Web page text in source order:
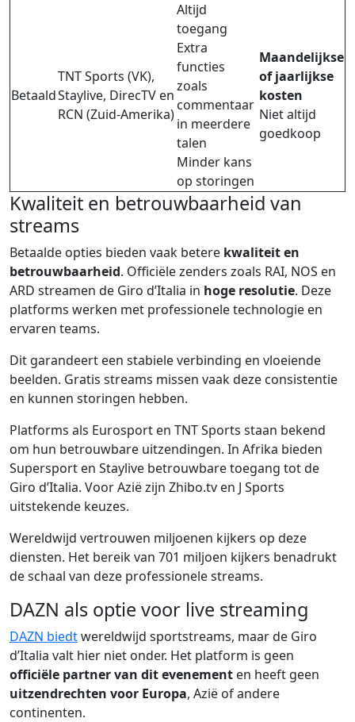
Betaald
TNT Sports (VK),
Staylive, DirecTV en
RCN (Zuid-Amerika)
Altijd
toegang
Extra
functies
zoals
commentaar
in meerdere
talen
Minder kans
op storingen
Maandelijkse
of jaarlijkse
kosten
Niet altijd
goedkoop
Kwaliteit en betrouwbaarheid van
streams
Betaalde opties bieden vaak betere kwaliteit en
betrouwbaarheid. Officiële zenders zoals RAI, NOS en
ARD streamen de Giro d’Italia in hoge resolutie. Deze
platforms werken met professionele technologie en
ervaren teams.
Dit garandeert een stabiele verbinding en vloeiende
beelden. Gratis streams missen vaak deze consistentie
en kunnen storingen hebben.
Platforms als Eurosport en TNT Sports staan bekend
om hun betrouwbare uitzendingen. In Afrika bieden
Supersport en Staylive betrouwbare toegang tot de
Giro d’Italia. Voor Azië zijn Zhibo.tv en J Sports
uitstekende keuzes.
Wereldwijd vertrouwen miljoenen kijkers op deze
diensten. Het bereik van 701 miljoen kijkers benadrukt
de schaal van deze professionele streams.
DAZN als optie voor live streaming
DAZN biedtwereldwijd sportstreams, maar de Giro
d’Italia valt hier niet onder. Het platform is geen
officiële partner van dit evenement en heeft geen
uitzendrechten voor Europa, Azië of andere
continenten.